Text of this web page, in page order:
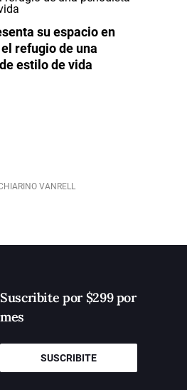
su espacio en
refugio de una
estilo de vida
VANRELL
Suscribite por $299 por
mes
SUSCRIBITE